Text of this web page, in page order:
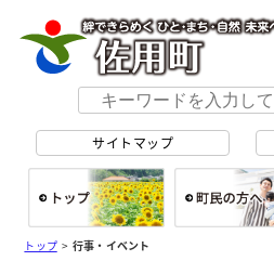
サイトマップ
トップ>行事・イベント